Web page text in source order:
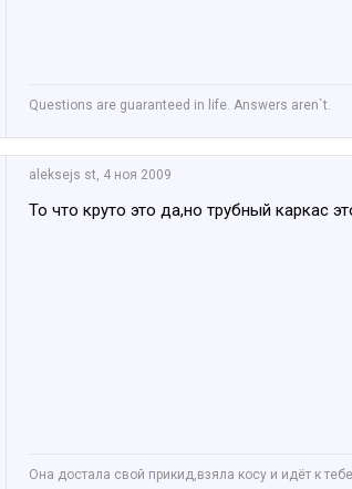
Questions are guaranteed in life. Answers aren`t.
aleksejs st, 4 ноя 2009
То что круто это да,но трубный каркас
Она достала свой прикид,взяла косу и идёт к